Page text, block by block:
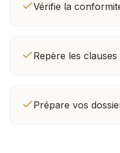
Vérifie la
Repère les
Prépare vos